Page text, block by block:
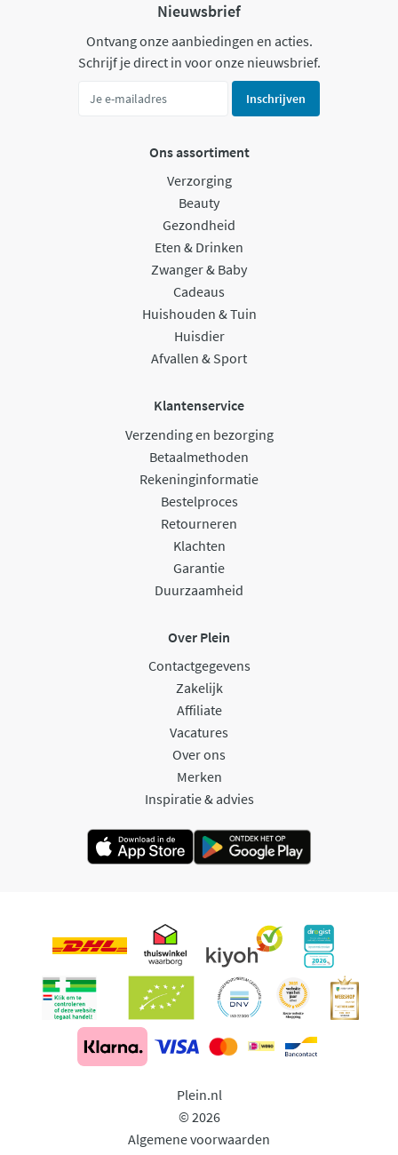
Nieuwsbrief
Ontvang onze aanbiedingen en acties.
Schrijf je direct in voor onze nieuwsbrief.
Inschrijven
Ons assortiment
Verzorging
Beauty
Gezondheid
Eten & Drinken
Zwanger & Baby
Cadeaus
Huishouden & Tuin
Huisdier
Afvallen & Sport
Klantenservice
Verzending en bezorging
Betaalmethoden
Rekeninginformatie
Bestelproces
Retourneren
Klachten
Garantie
Duurzaamheid
Over Plein
Contactgegevens
Zakelijk
Affiliate
Vacatures
Over ons
Merken
Inspiratie & advies
Plein.nl
© 2026
Algemene voorwaarden